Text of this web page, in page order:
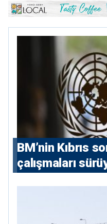
BM’nin Kıbrıs
çalışmaları